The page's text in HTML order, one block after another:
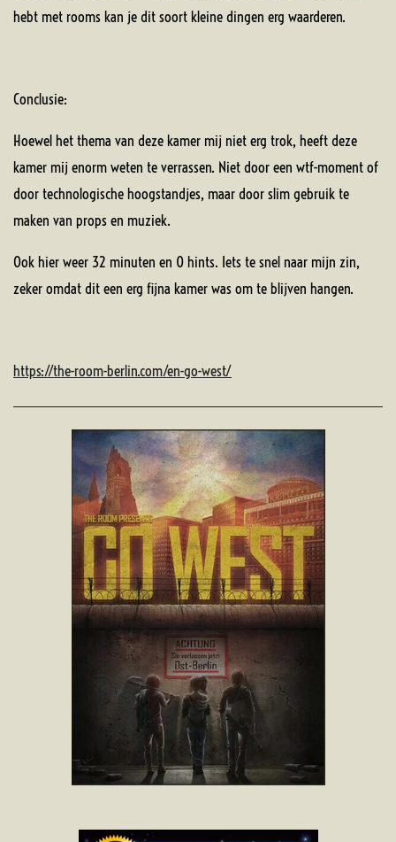
hebt met rooms kan je dit soort kleine dingen erg waarderen.
Conclusie:
Hoewel het thema van deze kamer mij niet erg trok, heeft deze
kamer mij enorm weten te verrassen. Niet door een wtf-moment of
door technologische hoogstandjes, maar door slim gebruik te
maken van props en muziek.
Ook hier weer 32 minuten en 0 hints. Iets te snel naar mijn zin,
zeker omdat dit een erg fijna kamer was om te blijven hangen.
https://the-room-berlin.com/en-go-west/